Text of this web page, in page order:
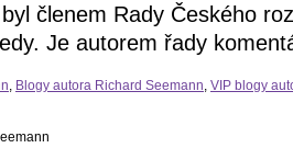
členem Rady Českého
Je autorem řady
, Blogy autora Richard Seemann, VIP blogy